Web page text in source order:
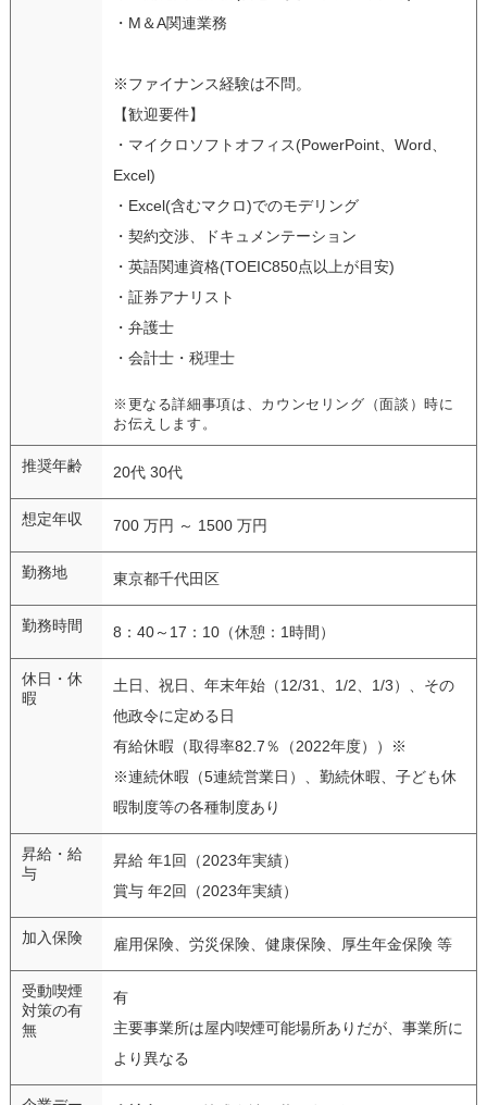
・M＆A関連業務
※ファイナンス経験は不問。
【歓迎要件】
・マイクロソフトオフィス(PowerPoint、Word、
Excel)
・Excel(含むマクロ)でのモデリング
・契約交渉、ドキュメンテーション
・英語関連資格(TOEIC850点以上が目安)
・証券アナリスト
・弁護士
・会計士・税理士
※更なる詳細事項は、カウンセリング（面談）時に
お伝えします。
推奨年齢 20代 30代
想定年収 700 万円 ～ 1500 万円
勤務地 東京都千代田区
勤務時間 8：40～17：10（休憩：1時間）
休日・休
暇
土日、祝日、年末年始（12/31、1/2、1/3）、その
他政令に定める日
有給休暇（取得率82.7％（2022年度））※
※連続休暇（5連続営業日）、勤続休暇、子ども休
暇制度等の各種制度あり
昇給・給
与
昇給 年1回（2023年実績）
賞与 年2回（2023年実績）
加入保険 雇用保険、労災保険、健康保険、厚生年金保険 等
受動喫煙
対策の有
無
有
主要事業所は屋内喫煙可能場所ありだが、事業所に
より異なる